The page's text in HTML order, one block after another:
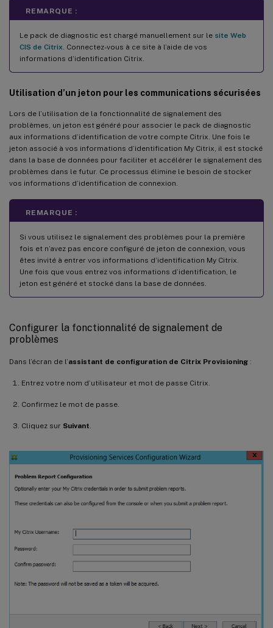
REMARQUE :
Le pack de diagnostic est chargé manuellement sur le site Web
CIS de Citrix . Connectez-vous à ce site à l’aide de vos
informations d’identification Citrix.
Utilisation d’un jeton pour les communications sécurisées
Lors de l’utilisation de la fonctionnalité de signalement des
problèmes, un jeton est généré pour associer le pack de diagnostic
aux informations d’identification de votre compte Citrix. Une fois le
jeton associé à vos informations d’identification My Citrix, il est stocké
dans la base de données pour faciliter et accélérer le signalement des
problèmes dans le futur. Ce processus élimine le besoin de stocker
vos informations d’identification de connexion.
REMARQUE :
Si vous utilisez le signalement des problèmes pour la première
fois et n’avez pas encore configuré de jeton de connexion, vous
êtes invité à entrer vos informations d’identification My Citrix.
Une fois que vous entrez vos informations d’identification, le
jeton est généré et stocké dans la base de données.
Configurer la fonctionnalité de signalement de
problèmes
Dans l’écran de l’assistant de configuration de Citrix Provisioning :
Entrez votre nom d’utilisateur et mot de passe Citrix.
Confirmez le mot de passe.
Cliquez sur Suivant